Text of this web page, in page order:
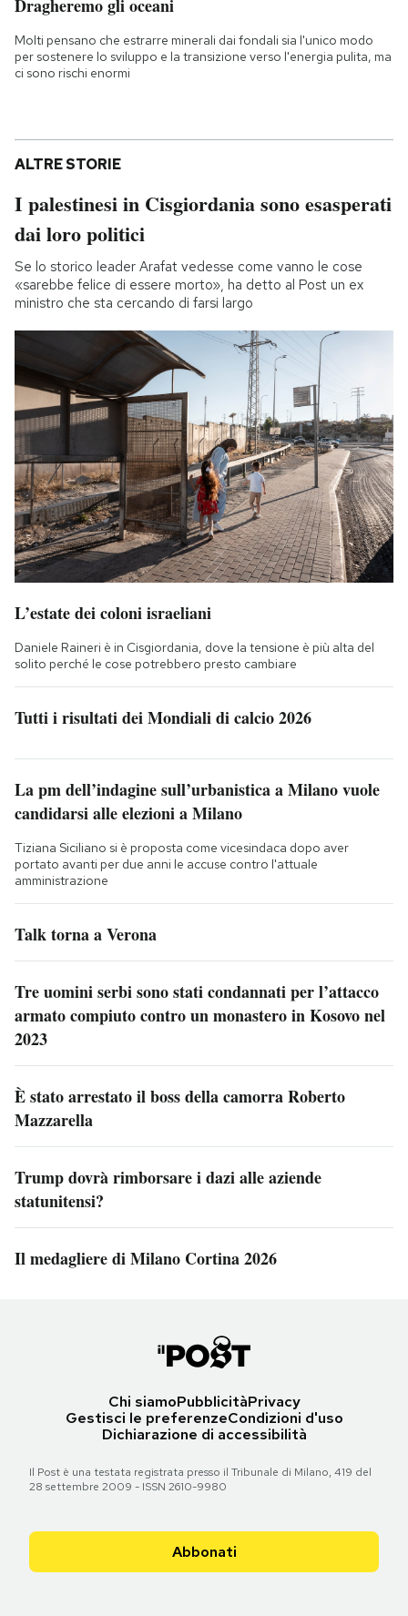
Dragheremo gli oceani
Molti pensano che estrarre minerali dai fondali sia l'unico modo
per sostenere lo sviluppo e la transizione verso l'energia pulita, ma
ci sono rischi enormi
ALTRE STORIE
I palestinesi in Cisgiordania sono esasperati
dai loro politici
Se lo storico leader Arafat vedesse come vanno le cose
«sarebbe felice di essere morto», ha detto al Post un ex
ministro che sta cercando di farsi largo
L’estate dei coloni israeliani
Daniele Raineri è in Cisgiordania, dove la tensione è più alta del
solito perché le cose potrebbero presto cambiare
Tutti i risultati dei Mondiali di calcio 2026
La pm dell’indagine sull’urbanistica a Milano vuole
candidarsi alle elezioni a Milano
Tiziana Siciliano si è proposta come vicesindaca dopo aver
portato avanti per due anni le accuse contro l'attuale
amministrazione
Talk torna a Verona
Tre uomini serbi sono stati condannati per l’attacco
armato compiuto contro un monastero in Kosovo nel
2023
È stato arrestato il boss della camorra Roberto
Mazzarella
Trump dovrà rimborsare i dazi alle aziende
statunitensi?
Il medagliere di Milano Cortina 2026
Chi siamoPubblicitàPrivacy
Gestisci le preferenzeCondizioni d'uso
Dichiarazione di accessibilità
Il Post è una testata registrata presso il Tribunale di Milano, 419 del
28 settembre 2009 - ISSN 2610-9980
Abbonati